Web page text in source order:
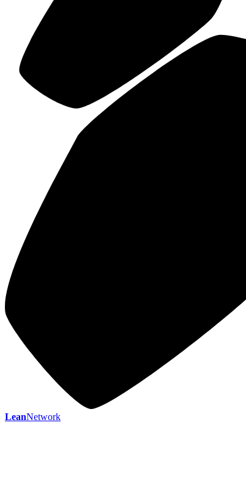
LeanNetwork